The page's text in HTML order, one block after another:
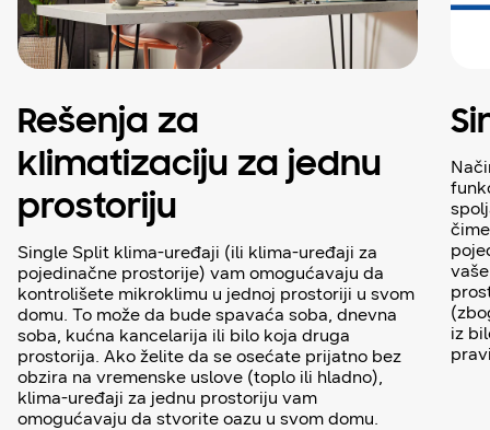
Rešenja za
klimatizaciju za jednu
prostoriju
Single Split klima-uređaji (ili klima-uređaji za
pojedinačne prostorije) vam omogućavaju da
kontrolišete mikroklimu u jednoj prostoriji u svom
domu. To može da bude spavaća soba, dnevna
soba, kućna kancelarija ili bilo koja druga
prostorija. Ako želite da se osećate prijatno bez
obzira na vremenske uslove (toplo ili hladno),
klima-uređaji za jednu prostoriju vam
omogućavaju da stvorite oazu u svom domu.
iz